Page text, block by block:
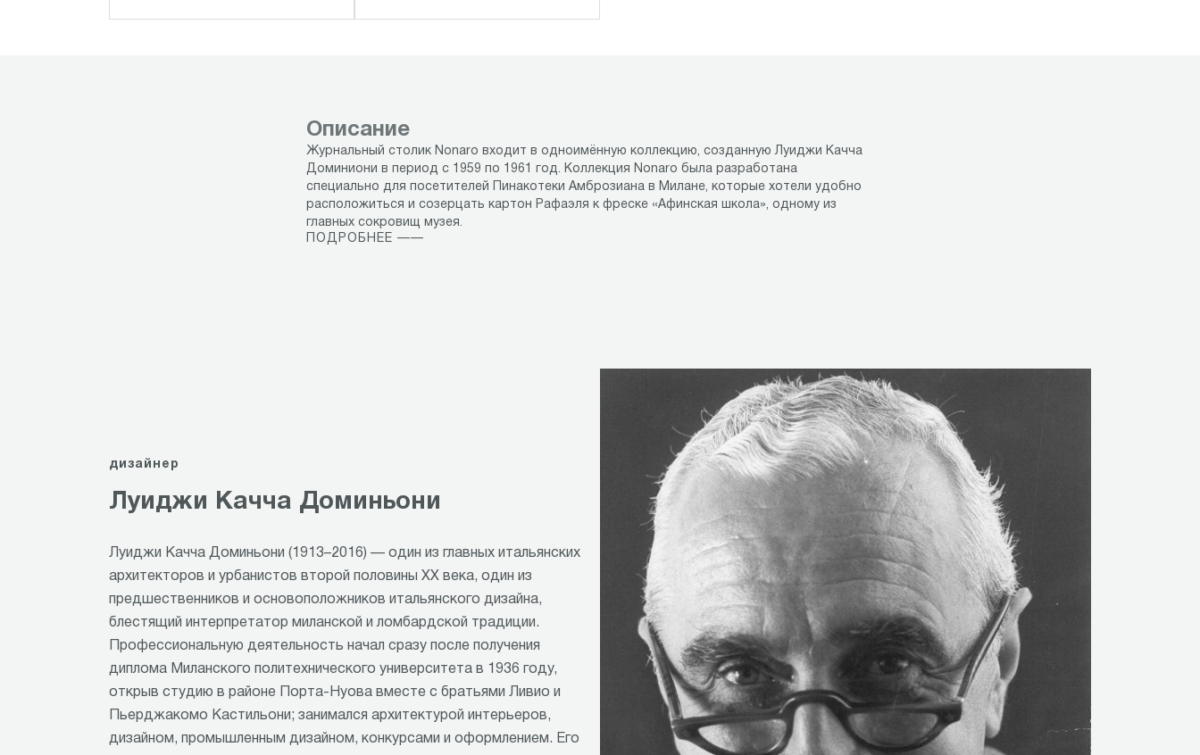
Описание
Журнальный столик Nonaro входит в одноимённую коллекцию, созданную Луиджи Качча
Доминиони в период с 1959 по 1961 год. Коллекция Nonaro была разработана
специально для посетителей Пинакотеки Амброзиана в Милане, которые хотели удобно
расположиться и созерцать картон Рафаэля к фреске «Афинская школа», одному из
главных сокровищ музея.
ПОДРОБНЕЕ ——
дизайнер
Луиджи Качча Доминьони
Луиджи Качча Доминьони (1913–2016) — один из главных итальянских
архитекторов и урбанистов второй половины XX века, один из
предшественников и основоположников итальянского дизайна,
блестящий интерпретатор миланской и ломбардской традиции.
Профессиональную деятельность начал сразу после получения
диплома Миланского политехнического университета в 1936 году,
открыв студию в районе Порта-Нуова вместе с братьями Ливио и
Пьерджакомо Кастильони; занимался архитектурой интерьеров,
дизайном, промышленным дизайном, конкурсами и оформлением. Его